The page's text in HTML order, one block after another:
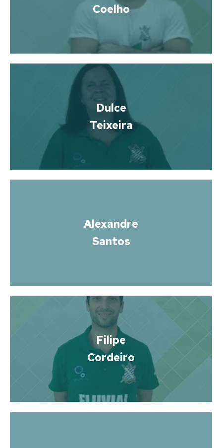
Coelho
Dulce
Teixeira
Alexandre
Santos
Filipe
Cordeiro